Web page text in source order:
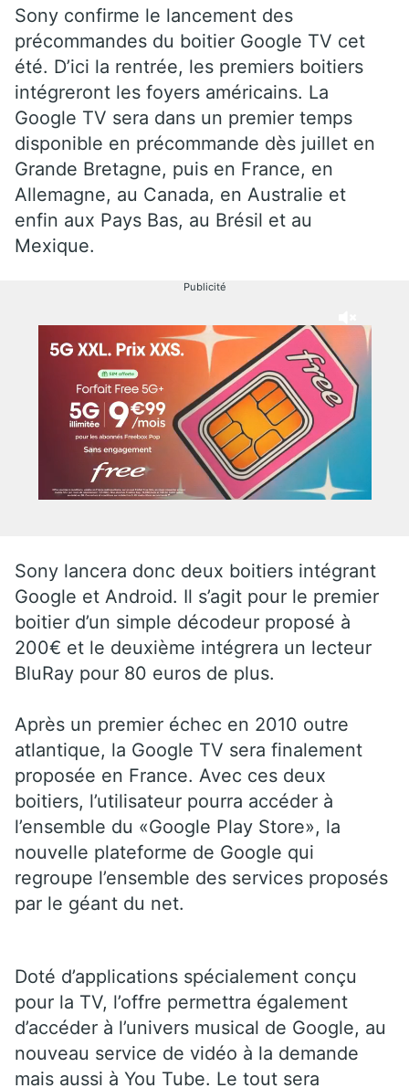
Sony confirme le lancement des
précommandes du boitier Google TV cet
été. D’ici la rentrée, les premiers boitiers
intégreront les foyers américains. La
Google TV sera dans un premier temps
disponible en précommande dès juillet en
Grande Bretagne, puis en France, en
Allemagne, au Canada, en Australie et
enfin aux Pays Bas, au Brésil et au
Mexique.
Publicité
Sony lancera donc deux boitiers intégrant
Google et Android. Il s’agit pour le premier
boitier d’un simple décodeur proposé à
200€ et le deuxième intégrera un lecteur
BluRay pour 80 euros de plus.
Après un premier échec en 2010 outre
atlantique, la Google TV sera finalement
proposée en France. Avec ces deux
boitiers, l’utilisateur pourra accéder à
l’ensemble du «Google Play Store», la
nouvelle plateforme de Google qui
regroupe l’ensemble des services proposés
par le géant du net.
Doté d’applications spécialement conçu
pour la TV, l’offre permettra également
d’accéder à l’univers musical de Google, au
nouveau service de vidéo à la demande
mais aussi à You Tube. Le tout sera